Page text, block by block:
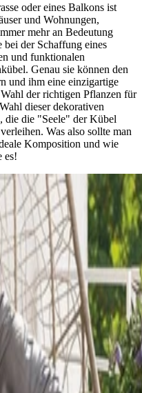
oder eines Balkons ist
und Wohnungen,
mehr an Bedeutung
bei der Schaffung eines
und funktionalen
Genau sie können den
und ihm eine einzigartige
der richtigen Pflanzen für
dieser dekorativen
die die "Seele" der Kübel
Was also sollte man
Komposition und wie
es!